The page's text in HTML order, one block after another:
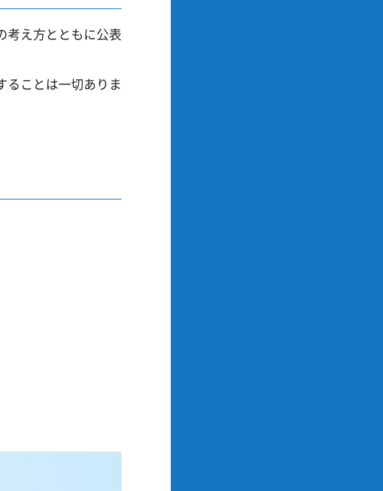
考え方とともに公表
ることは一切ありま